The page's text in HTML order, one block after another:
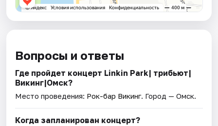
Вопросы и ответы
Где пройдет концерт Linkin Park| трибьют|
Викинг|Омск?
Место проведения: Рок-бар Викинг. Город — Омск.
Когда запланирован концерт?